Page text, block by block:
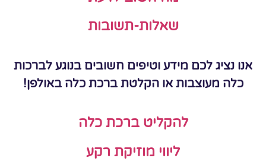
שאלות-תשובות
אנו נציג לכם מידע וטיפים חשובים בנוגע לברכות
כלה מעוצבות או הקלטת ברכת כלה באולפן!
להקליט ברכת כלה
ליווי מוזיקת רקע